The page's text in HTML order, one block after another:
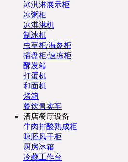
冰淇淋展示柜
冰粥柜
冰淇淋机
制冰机
虫草柜/海参柜
插盘柜/速冻柜
醒发箱
打蛋机
和面机
烤箱
餐饮售卖车
酒店餐厅设备
牛肉排酸熟成柜
晾胚风干柜
厨房冰箱
冷藏工作台